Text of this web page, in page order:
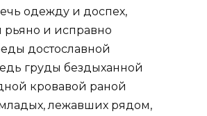
одежду и доспех,
рьяно и исправно
достославной
груды бездыханной
кровавой раной
лежавших рядом,